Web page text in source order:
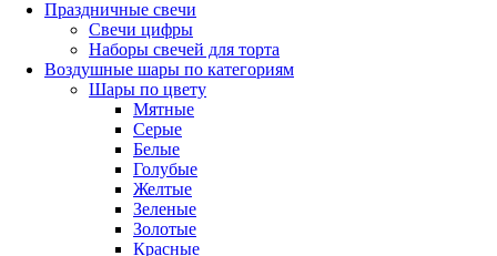
Праздничные свечи
Свечи цифры
Наборы свечей для торта
Воздушные шары по категориям
Шары по цвету
Мятные
Серые
Белые
Голубые
Желтые
Зеленые
Золотые
Красные